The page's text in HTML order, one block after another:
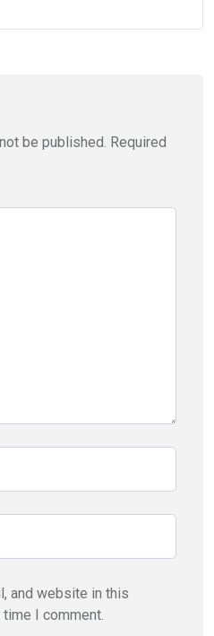
be published. Required
and website in this
I comment.